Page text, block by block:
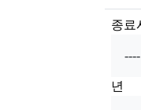
종료
년